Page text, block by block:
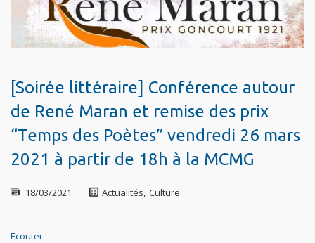
[Soirée littéraire] Conférence autour
de René Maran et remise des prix
“Temps des Poètes” vendredi 26 mars
2021 à partir de 18h à la MCMG
18/03/2021 Actualités, Culture
Ecouter